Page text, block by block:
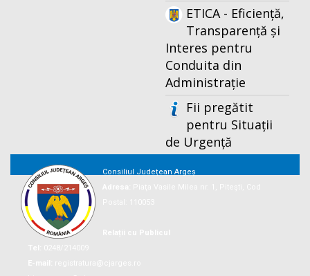
ETICA - Eficiență,
Transparență și
Interes pentru
Conduita din
Administrație
Fii pregătit
pentru Situații
de Urgență
Consiliul Județean Argeș